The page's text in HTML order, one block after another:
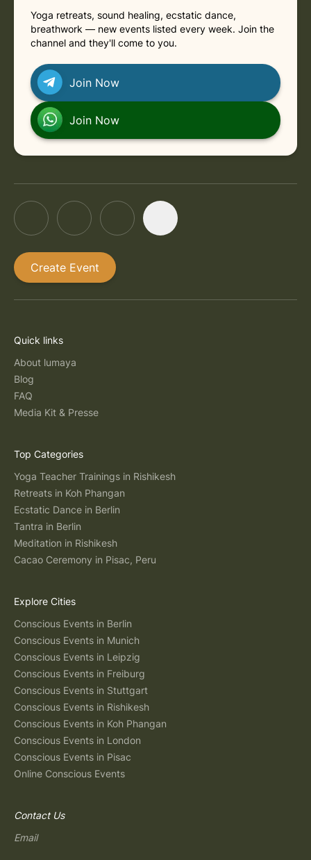
Yoga retreats, sound healing, ecstatic dance,
breathwork — new events listed every week. Join the
channel and they'll come to you.
Join Now
Join Now
Create Event
Quick links
About lumaya
Blog
FAQ
Media Kit & Presse
Top Categories
Yoga Teacher Trainings in Rishikesh
Retreats in Koh Phangan
Ecstatic Dance in Berlin
Tantra in Berlin
Meditation in Rishikesh
Cacao Ceremony in Pisac, Peru
Explore Cities
Conscious Events in Berlin
Conscious Events in Munich
Conscious Events in Leipzig
Conscious Events in Freiburg
Conscious Events in Stuttgart
Conscious Events in Rishikesh
Conscious Events in Koh Phangan
Conscious Events in London
Conscious Events in Pisac
Online Conscious Events
Contact Us
Email